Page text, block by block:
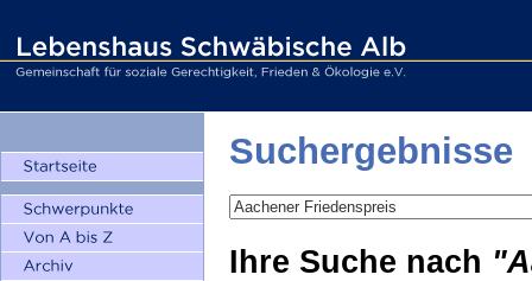
Suchergebnisse
Ihre Suche nach